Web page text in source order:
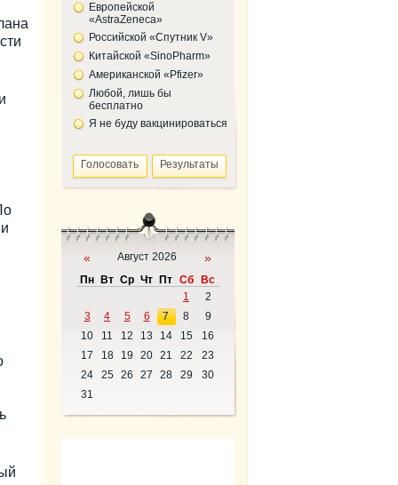
Европейской
«AstraZeneca»
Российской «Спутник V»
Китайской «SinoPharm»
Американской «Pfizer»
Любой, лишь бы
бесплатно
Я не буду вакцинироваться
« Август 2026 »
Пн Вт Ср Чт Пт Сб
Вс
1
2
3
4 5 6 7 8
9
10
11 12 13 14 15
16
17
18 19 20 21 22
23
24
25 26 27 28 29
30
31